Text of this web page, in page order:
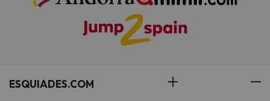
ESQUIADES.COM